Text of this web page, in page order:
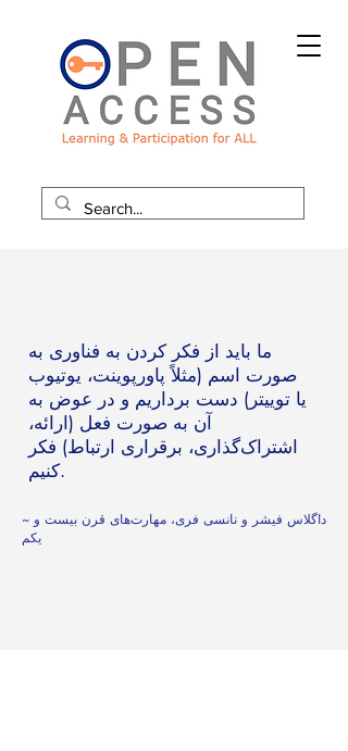
ما باید از فکر کردن به فناوری به
صورت اسم (مثلاً پاورپوینت، یوتیوب
یا توییتر) دست برداریم و در عوض به
آن به صورت فعل (ارائه،
اشتراک‌گذاری، برقراری ارتباط) فکر
کنیم.
~ داگلاس فیشر و نانسی فری، مهارت‌های قرن بیست و
یکم